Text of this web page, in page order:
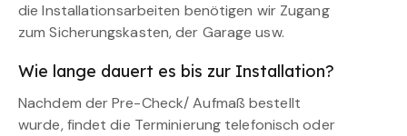
die Installationsarbeiten benötigen wir Zugang
zum Sicherungskasten, der Garage usw.
Wie lange dauert es bis zur Installation?
Nachdem der Pre-Check/ Aufmaß bestellt
wurde, findet die Terminierung telefonisch oder